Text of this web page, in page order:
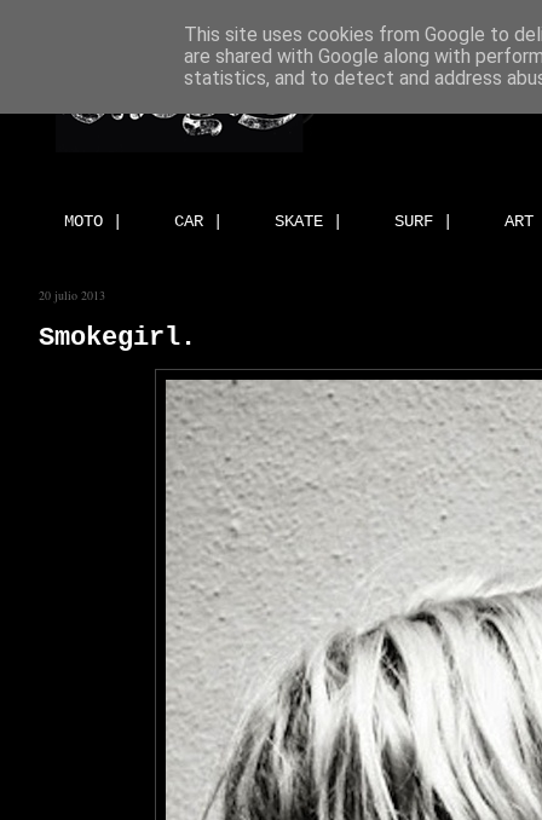
MOTO | CAR | SKATE | SURF |
20 julio 2013
Smokegirl.
This site uses cookies from Google to
are shared with Google along with
statistics, and to detect and address